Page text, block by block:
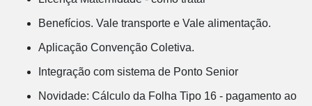
Benefícios. Vale transporte e Vale alimentação.
Aplicação Convenção Coletiva.
Integração com sistema de Ponto Senior
Novidade: Cálculo da Folha Tipo 16 - pagamento ao